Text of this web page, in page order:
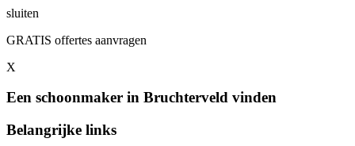
sluiten
GRATIS offertes aanvragen
X
Een schoonmaker in Bruchterveld vinden
Belangrijke links